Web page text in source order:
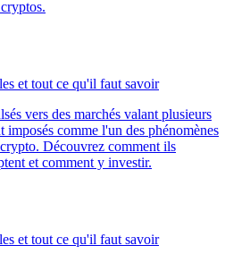
et tout ce qu'il faut savoir
vers des marchés valant plusieurs
imposés comme l'un des phénomènes
Découvrez comment ils
et comment y investir.
et tout ce qu'il faut savoir